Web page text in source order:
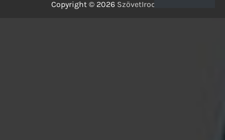
Copyright © 2026 SzövetIrodalom